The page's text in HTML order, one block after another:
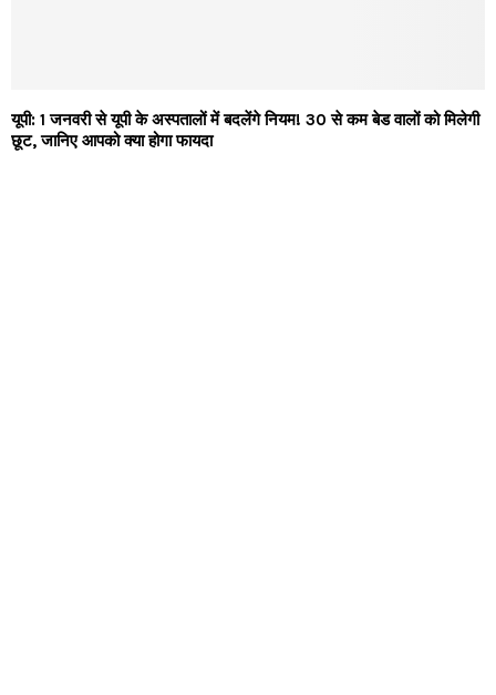
यूपी: 1 जनवरी से यूपी के अस्पतालों में बदलेंगे नियम! 30 से कम बेड वालों को मिलेगी
छूट, जानिए आपको क्या होगा फायदा